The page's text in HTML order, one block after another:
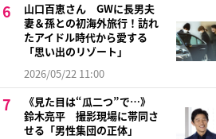
山口百恵さん GWに長男夫
妻＆孫との初海外旅行！訪れ
たアイドル時代から愛する
「思い出のリゾート」
2026/05/22 11:00
《見た目は“瓜二つ”で…》
鈴木亮平 撮影現場に帯同さ
せる「男性集団の正体」